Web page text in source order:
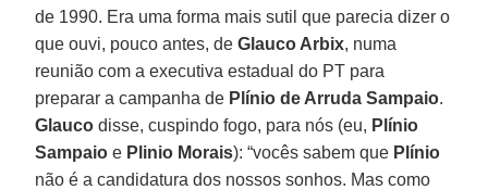
de 1990. Era uma forma mais sutil que parecia dizer o
que ouvi, pouco antes, deGlauco Arbix, numa
reunião com a executiva estadual do PT para
preparar a campanha de Plínio de Arruda Sampaio.
Glauco disse, cuspindo fogo, para nós (eu, Plínio
Sampaio e Plinio Morais): “vocês sabem que Plínio
não é a candidatura dos nossos sonhos. Mas como